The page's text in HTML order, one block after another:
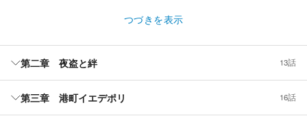
つづきを表示
第二章 夜盗と絆 13話
第三章 港町イエデポリ 16話